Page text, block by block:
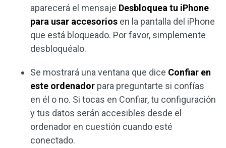
aparecerá el mensaje Desbloquea tu iPhone
para usar accesorios en la pantalla del iPhone
que está bloqueado. Por favor, simplemente
desbloquéalo.
Se mostrará una ventana que dice Confiar en
este ordenador para preguntarte si confías
en él o no. Si tocas en Confiar, tu configuración
y tus datos serán accesibles desde el
ordenador en cuestión cuando esté
conectado.